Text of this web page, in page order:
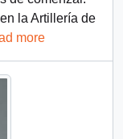
la Artillería de
more